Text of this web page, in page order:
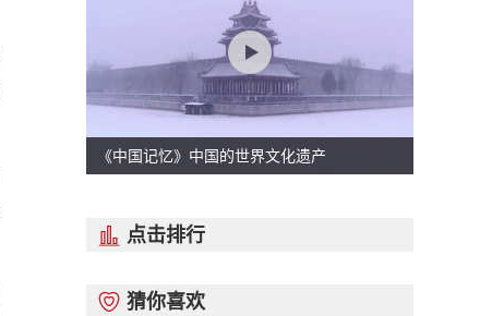
《中国记忆》中国的世界文化遗产
 点击排行
 猜你喜欢